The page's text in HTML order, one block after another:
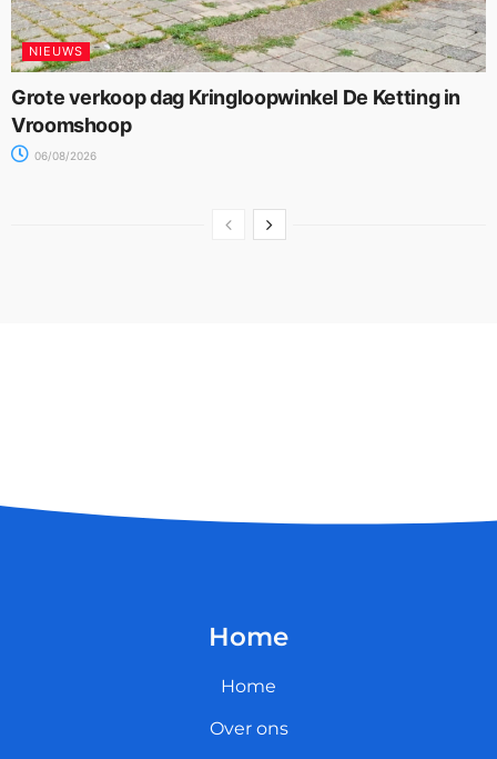
NIEUWS
Grote verkoop dag Kringloopwinkel De Ketting in
Vroomshoop
06/08/2026
Home
Home
Over ons